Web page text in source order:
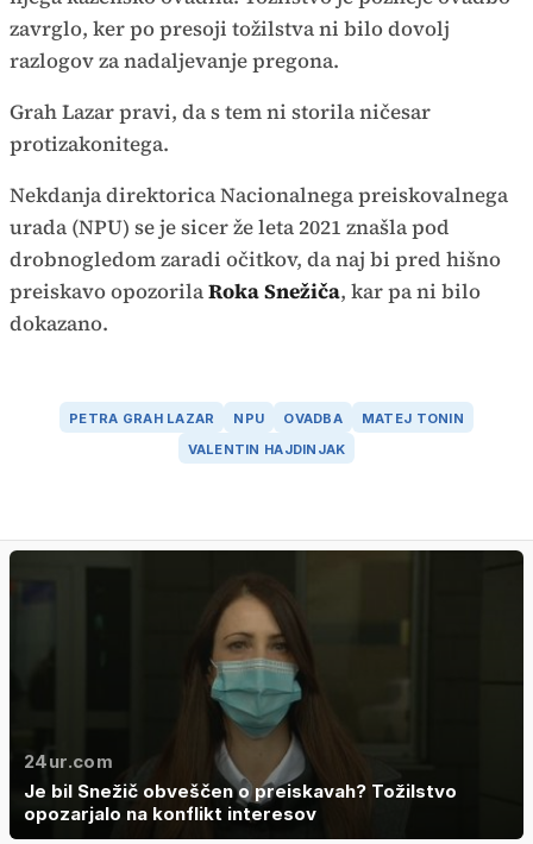
zavrglo, ker po presoji tožilstva ni bilo dovolj
razlogov za nadaljevanje pregona.
Grah Lazar pravi, da s tem ni storila ničesar
protizakonitega.
Nekdanja direktorica Nacionalnega preiskovalnega
urada (NPU) se je sicer že leta 2021 znašla pod
drobnogledom zaradi očitkov, da naj bi pred hišno
preiskavo opozorilaRoka Snežiča, kar pa ni bilo
dokazano.
PETRA GRAH LAZAR NPU OVADBA
MATEJ TONIN
VALENTIN HAJDINJAK
24ur.com
Je bil Snežič obveščen o preiskavah? Tožilstvo
opozarjalo na konflikt interesov